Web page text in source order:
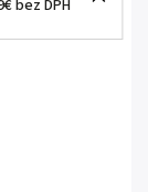
bez DPH